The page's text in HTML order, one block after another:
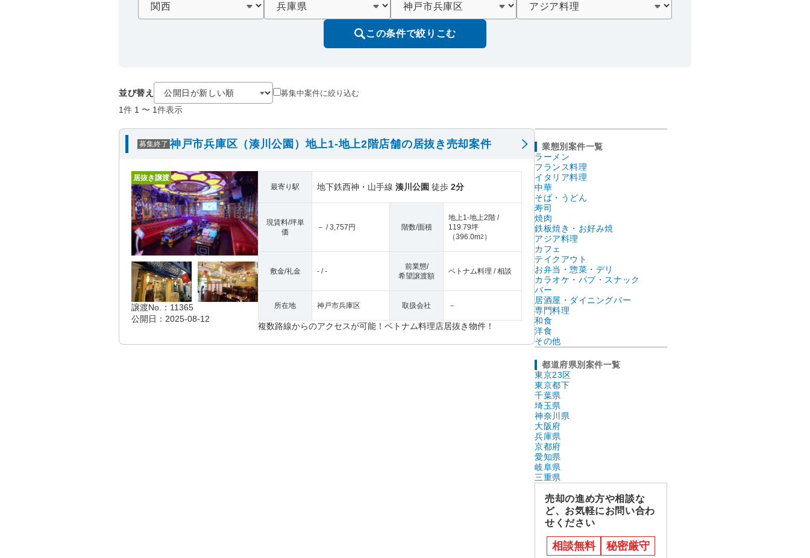
この条件で絞りこむ
並び替え 募集中案件に絞り込む
1件 1 〜 1件表示
募集終了 神戸市兵庫区（湊川公園）地上1-地上2階店舗の居抜き売却案件
居抜き譲渡
譲渡No.：11365
公開日：2025-08-12
最寄り駅 地下鉄西神・山手線 湊川公園 徒歩 2分
現賃料/坪単
価
－ / 3,757円 階数/面積
地上1-地上2階 /
119.79坪
（396.0m2 ）
敷金/礼金 - / -
前業態/
希望譲渡額
ベトナム料理 / 相談
所在地 神戸市兵庫区 取扱会社 －
複数路線からのアクセスが可能！ベトナム料理店居抜き物件！
業態別案件一覧
ラーメン
フランス料理
イタリア料理
中華
そば・うどん
寿司
焼肉
鉄板焼き・お好み焼
アジア料理
カフェ
テイクアウト
お弁当・惣菜・デリ
カラオケ・パブ・スナック
バー
居酒屋・ダイニングバー
専門料理
和食
洋食
その他
都道府県別案件一覧
東京23区
東京都下
千葉県
埼玉県
神奈川県
大阪府
兵庫県
京都府
愛知県
岐阜県
三重県
売却の進め方や相談な
ど、お気軽にお問い合わ
せください
相談無料 秘密厳守